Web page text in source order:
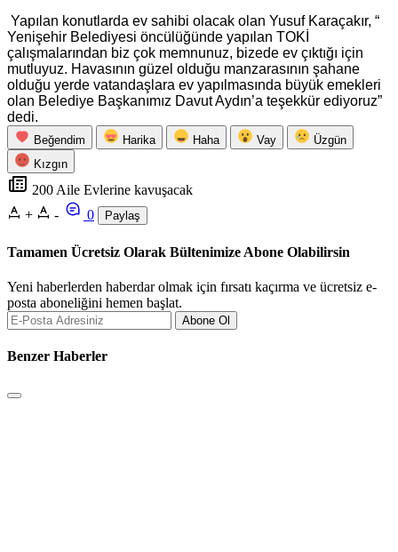
Yapılan konutlarda ev sahibi olacak olan Yusuf Karaçakır, “
Yenişehir Belediyesi öncülüğünde yapılan TOKİ
çalışmalarından biz çok memnunuz, bizede ev çıktığı için
mutluyuz. Havasının güzel olduğu manzarasının şahane
olduğu yerde vatandaşlara ev yapılmasında büyük emekleri
olan Belediye Başkanımız Davut Aydın’a teşekkür ediyoruz”
dedi.
Beğendim Harika Haha Vay
Üzgün
Kızgın
200 Aile Evlerine kavuşacak
+
- 0 Paylaş
Tamamen Ücretsiz Olarak Bültenimize Abone Olabilirsin
Yeni haberlerden haberdar olmak için fırsatı kaçırma ve ücretsiz e-
posta aboneliğini hemen başlat.
Abone Ol
Benzer Haberler